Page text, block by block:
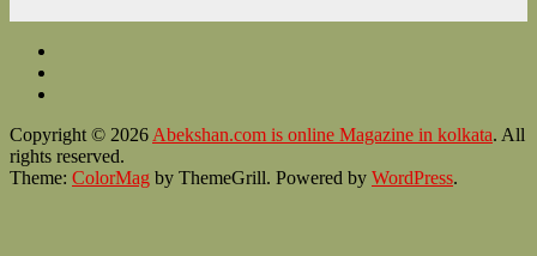
Copyright © 2026 Abekshan.com is online Magazine in kolkata. All
rights reserved.
Theme: ColorMag by ThemeGrill. Powered by WordPress.